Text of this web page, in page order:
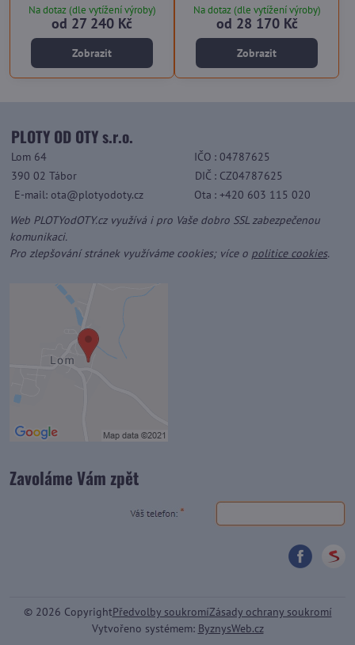
Na dotaz (dle vytížení výroby)
od 27 240 Kč
Zobrazit
Na dotaz (dle vytížení výroby)
od 28 170 Kč
Zobrazit
PLOTY OD OTY s.r.o.
Lom 64 IČO : 04787625
390 02 Tábor
DIČ : CZ04787625
E-mail: ota@plotyodoty.cz
Ota : +420 603 115 020
Web PLOTYodOTY.cz využívá i pro Vaše dobro SSL zabezpečenou
komunikaci.
Pro zlepšování stránek využíváme cookies; více o politice cookies.
Zavoláme Vám zpět
© 2026 CopyrightPředvolby soukromíZásady ochrany soukromí
Vytvořeno systémem: ByznysWeb.cz